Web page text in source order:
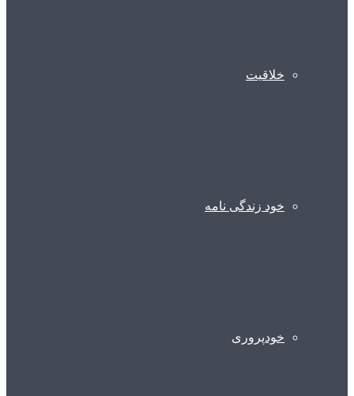
خلاقیت
خود زندگی نامه
خودپروری